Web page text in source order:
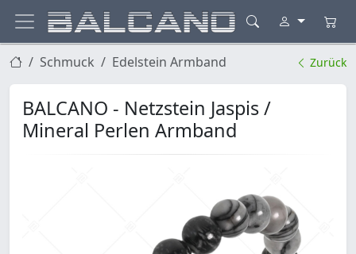
Schmuck Edelstein Armband Zurück
BALCANO - Netzstein Jaspis /
Mineral Perlen Armband